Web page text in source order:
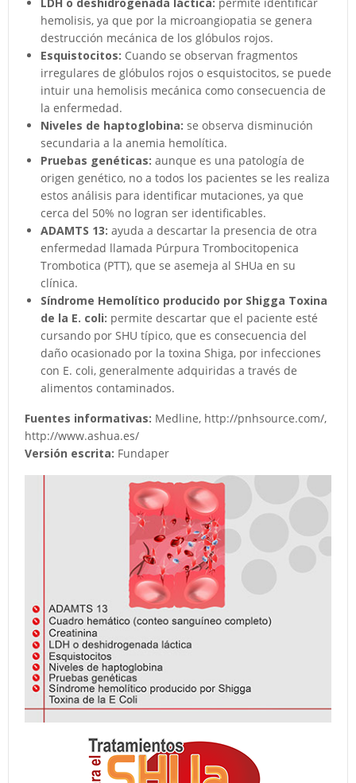
hemolisis, ya que por la microangiopatia se genera
destrucción mecánica de los glóbulos rojos.
Esquistocitos: Cuando se observan fragmentos
irregulares de glóbulos rojos o esquistocitos, se puede
intuir una hemolisis mecánica como consecuencia de
la enfermedad.
Niveles de haptoglobina: se observa disminución
secundaria a la anemia hemolítica.
Pruebas genéticas: aunque es una patología de
origen genético, no a todos los pacientes se les realiza
estos análisis para identificar mutaciones, ya que
cerca del 50% no logran ser identificables.
ADAMTS 13: ayuda a descartar la presencia de otra
enfermedad llamada Púrpura Trombocitopenica
Trombotica (PTT), que se asemeja al SHUa en su
clínica.
Síndrome Hemolítico producido por Shigga Toxina
de la E. coli: permite descartar que el paciente esté
cursando por SHU típico, que es consecuencia del
daño ocasionado por la toxina Shiga, por infecciones
con E. coli, generalmente adquiridas a través de
alimentos contaminados.
Fuentes informativas: Medline, http://pnhsource.com/,
http://www.ashua.es/
Versión escrita: Fundaper